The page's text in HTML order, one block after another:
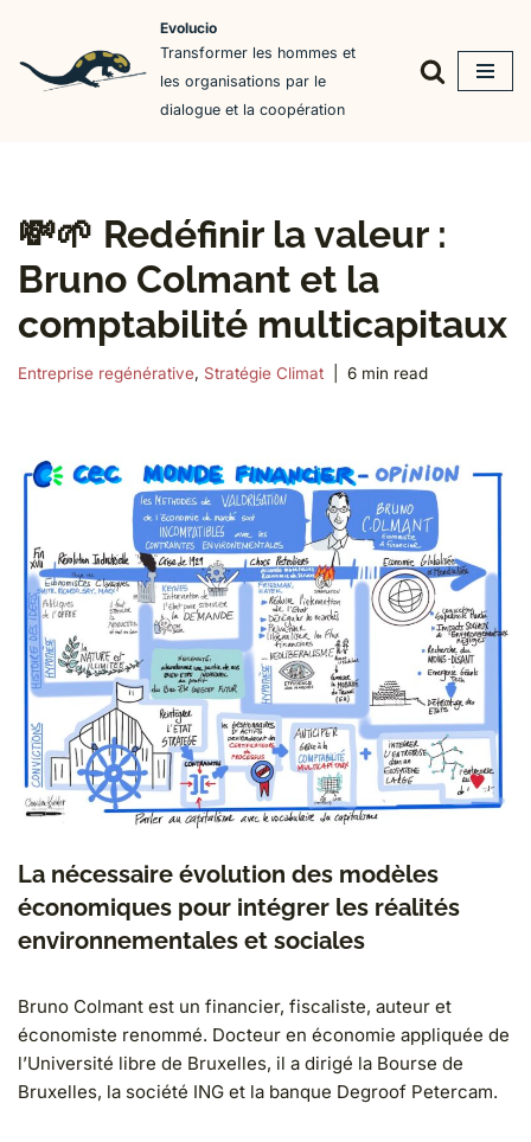
Aller
Evolucio
Transformer les hommes et
les organisations par le
dialogue et la coopération
💸🌱 Redéfinir la valeur :
Bruno Colmant et la
comptabilité multicapitaux
Entreprise regénérative, Stratégie Climat 6 min read
La nécessaire évolution des modèles
économiques pour intégrer les réalités
environnementales et sociales
Bruno Colmant est un financier, fiscaliste, auteur et
économiste renommé. Docteur en économie appliquée de
l’Université libre de Bruxelles, il a dirigé la Bourse de
Bruxelles, la société ING et la banque Degroof Petercam.